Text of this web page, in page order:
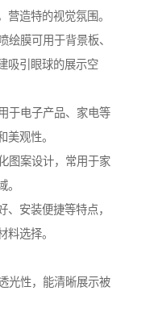
造特的视觉氛围。
绘膜可用于背景板、
吸引眼球的展示空
于电子产品、家电等
美观性。
图案设计，常用于家
。
、安装便捷等特点，
料选择。
光性，能清晰展示被